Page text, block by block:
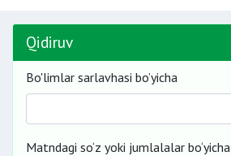
Qidiruv
Bo'limlar sarlavhasi bo’yicha
Matndagi so‘z yoki jumlalalar bo‘yicha